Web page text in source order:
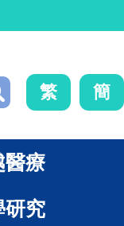
繁 簡
醫療
研究